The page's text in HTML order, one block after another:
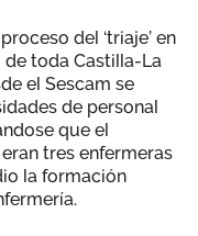
del ‘triaje’ en
de toda Castilla-La
el Sescam se
de personal
que el
tres enfermeras
la formación